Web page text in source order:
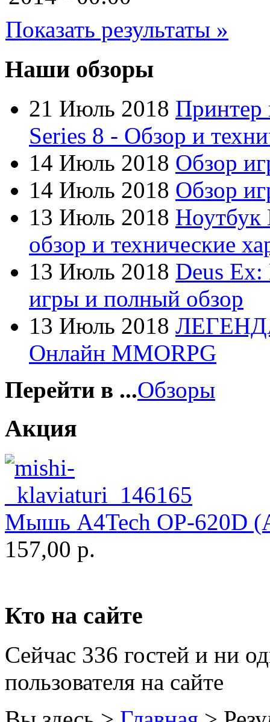
Cube(7)
Cyborg(8)
Datex(1)
(4)
Dell(68)
Dex(3)
Everest(17)
Firtech(2)
Flyper(1)
Foxconn(1)
Fujitsu(22)
G-cube(2)
Gelezka(4)
Gembird(19)
Gemix(1)
Gigabyte
Globex
Goclever (8)
Golden field(3)
Grand(5)
(2)
Hp(140)
Hq-tech(1)
Htc(1)
Htpc(4)
Показать результаты »
Наши обзоры
21 Июль 2018 Принтер
Series 8 - Обзор и
14 Июль 2018 Обзор
14 Июль 2018 Обзор
13 Июль 2018 Ноутбук
обзор и технические
13 Июль 2018 Deus
игры и полный обзор
13 Июль 2018
Онлайн MMORPG
Перейти в ...Обзоры
Акция
Мышь A4Tech OP-620D
157,00 р.
Кто на сайте
Сейчас 336 гостей и ни
пользователя на сайте